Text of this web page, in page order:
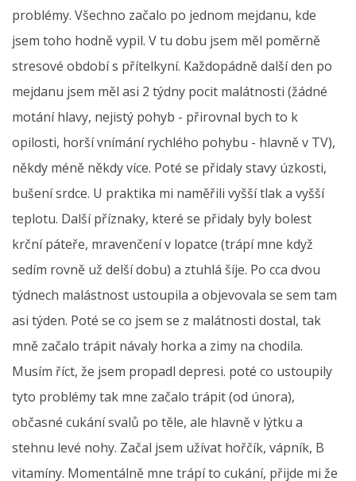
problémy. Všechno začalo po jednom mejdanu, kde
jsem toho hodně vypil. V tu dobu jsem měl poměrně
stresové období s přítelkyní. Každopádně další den po
mejdanu jsem měl asi 2 týdny pocit malátnosti (žádné
motání hlavy, nejistý pohyb - přirovnal bych to k
opilosti, horší vnímání rychlého pohybu - hlavně v TV),
někdy méně někdy více. Poté se přidaly stavy úzkosti,
bušení srdce. U praktika mi naměřili vyšší tlak a vyšší
teplotu. Další příznaky, které se přidaly byly bolest
krční páteře, mravenčení v lopatce (trápí mne když
sedím rovně už delší dobu) a ztuhlá šíje. Po cca dvou
týdnech malástnost ustoupila a objevovala se sem tam
asi týden. Poté se co jsem se z malátnosti dostal, tak
mně začalo trápit návaly horka a zimy na chodila.
Musím říct, že jsem propadl depresi. poté co ustoupily
tyto problémy tak mne začalo trápit (od února),
občasné cukání svalů po těle, ale hlavně v lýtku a
stehnu levé nohy. Začal jsem užívat hořčík, vápník, B
vitamíny. Momentálně mne trápí to cukání, přijde mi že